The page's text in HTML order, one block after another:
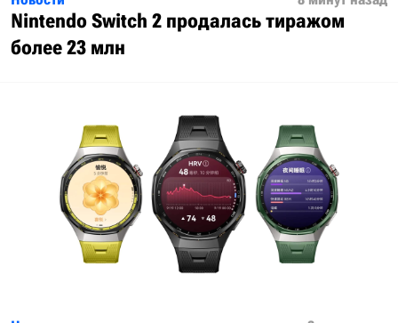
Nintendo Switch 2 продалась тиражом
более 23 млн